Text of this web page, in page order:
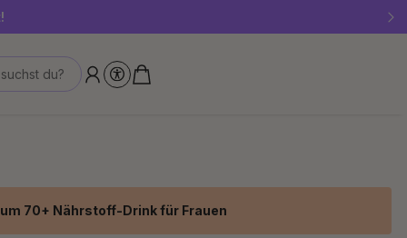
du?
70+ Nährstoff-Drink für Frauen